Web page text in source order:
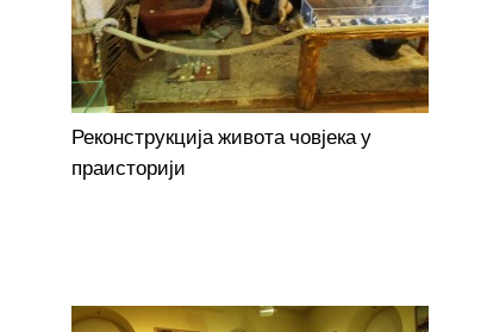
Реконструкција живота човјека у
праисторији